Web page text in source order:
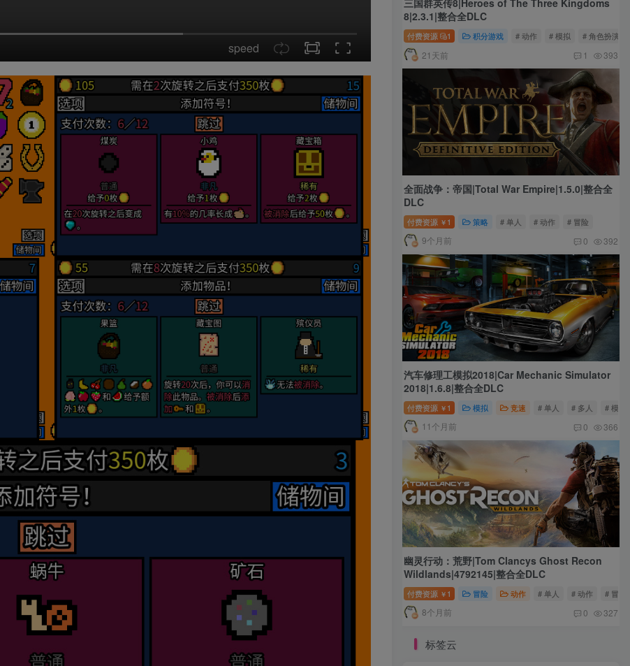
speed
8|2.3.1|整合全DLC
付费资源 1 积分游戏 # 动作 # 模拟 # 角色扮演
21天前 1 393
全面战争：帝国|Total War Empire|1.5.0|整合全
DLC
付费资源 ￥ 1 策略 # 单人 # 动作 # 冒险
9个月前 0 392
汽车修理工模拟2018|Car Mechanic Simulator
2018|1.6.8|整合全DLC
付费资源 ￥ 1 模拟 竞速 # 单人 # 多人 # 模拟
11个月前 0 366
幽灵行动：荒野|Tom Clancys Ghost Recon
Wildlands|4792145|整合全DLC
付费资源 ￥ 1 冒险 动作 # 单人 # 动作 # 冒险
8个月前 0 327
标签云